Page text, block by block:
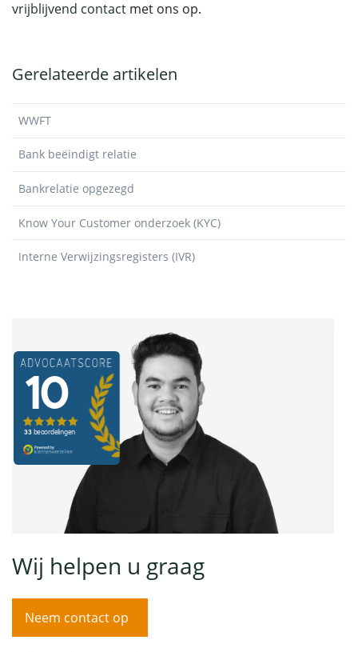
vrijblijvend contact met ons op.
Gerelateerde artikelen
WWFT
Bank beëindigt relatie
Bankrelatie opgezegd
Know Your Customer onderzoek (KYC)
Interne Verwijzingsregisters (IVR)
Wij helpen u graag
Neem contact op